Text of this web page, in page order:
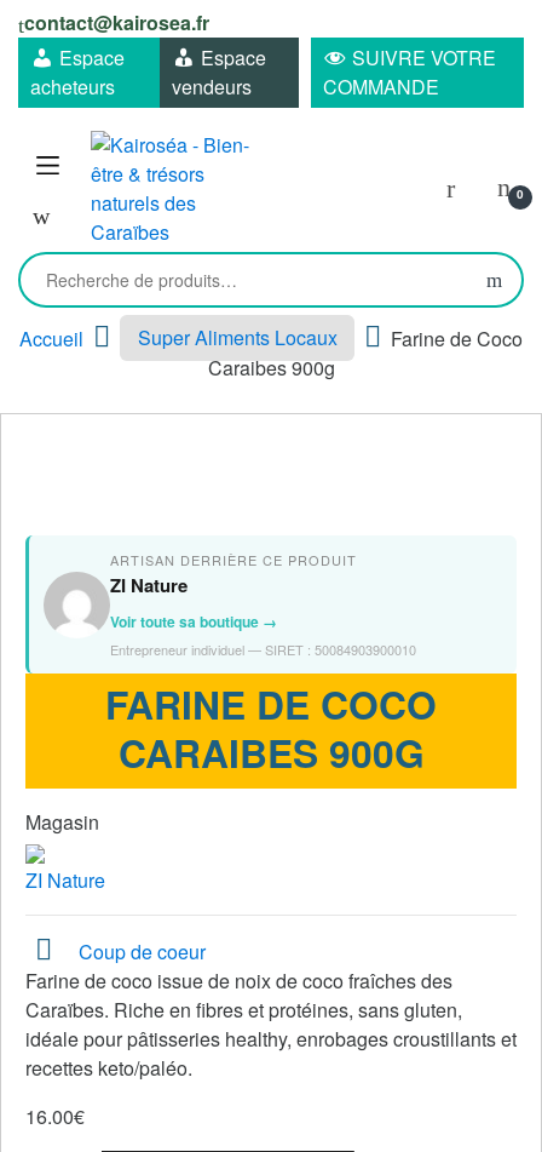
Skip
navigation
Skip
content
contact@kairosea.fr
Espace
acheteurs
Espace
vendeurs
SUIVRE VOTRE
COMMANDE
0
Recherche
pour :
Accueil Super Aliments Locaux
Farine de Coco
Caraibes 900g
ARTISAN DERRIÈRE CE PRODUIT
ZI Nature
Voir toute sa boutique →
Entrepreneur individuel — SIRET : 50084903900010
FARINE DE COCO
CARAIBES 900G
Magasin
ZI Nature
Coup de coeur
Farine de coco issue de noix de coco fraîches des
Caraïbes. Riche en fibres et protéines, sans gluten,
idéale pour pâtisseries healthy, enrobages croustillants et
recettes keto/paléo.
16.00€